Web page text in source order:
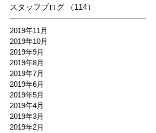
スタッフブログ
（114）
2019年11月
2019年10月
2019年9月
2019年8月
2019年7月
2019年6月
2019年5月
2019年4月
2019年3月
2019年2月